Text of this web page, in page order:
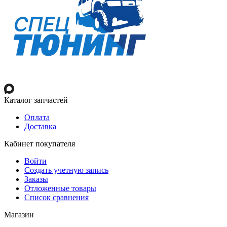
Каталог запчастей
Оплата
Доставка
Кабинет покупателя
Войти
Создать учетную запись
Заказы
Отложенные товары
Список сравнения
Магазин